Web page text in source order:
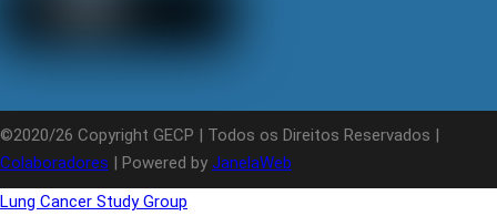
©2020/26 Copyright GECP | Todos os Direitos Reservados |
Colaboradores | Powered by JanelaWeb
Lung Cancer Study Group